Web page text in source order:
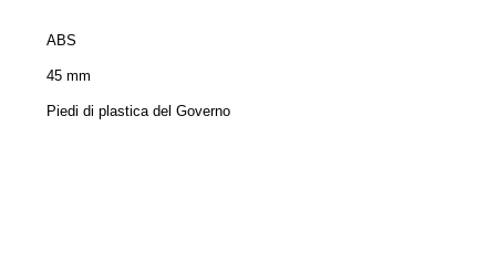
ABS
45 mm
Piedi di plastica del Governo